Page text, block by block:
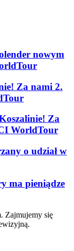
nowym
Za nami 2.
Za
WorldTour
o udział w
ma pieniądze
Zajmujemy się